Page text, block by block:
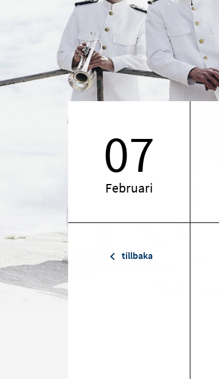
07
Februari
tillbaka